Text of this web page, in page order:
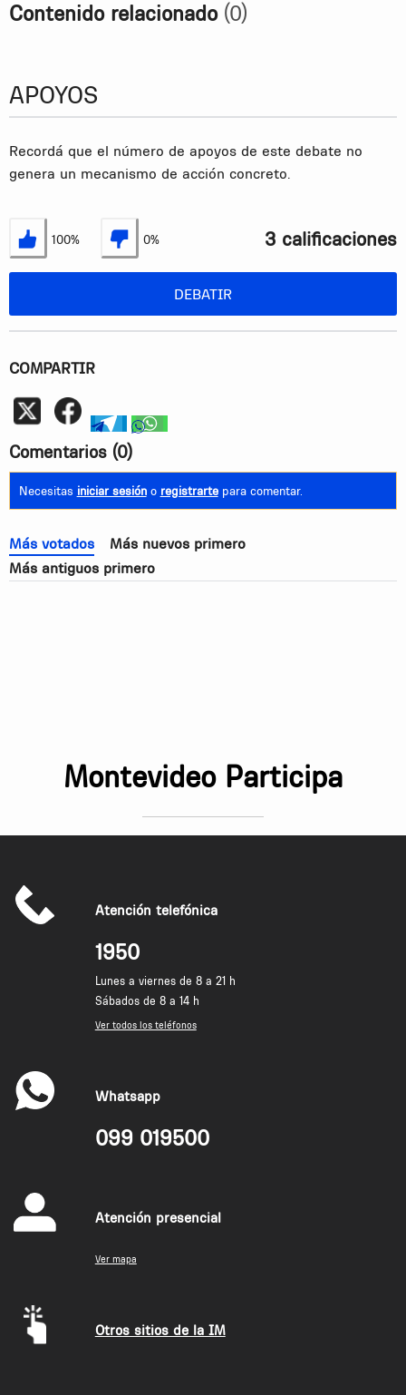
Contenido relacionado (0)
APOYOS
Recordá que el número de apoyos de este debate no
genera un mecanismo de acción concreto.
Estoy de acuerdo
100%
No estoy de acuerdo
0% 3 calificaciones
DEBATIR
COMPARTIR
telegramwhatsapp
Comentarios (0)
Necesitas iniciar sesióno registrartepara comentar.
Más votados
Más nuevos primero
Más antiguos primero
Montevideo Participa
Atención telefónica
1950
Lunes a viernes de 8 a 21 h
Sábados de 8 a 14 h
Ver todos los teléfonos
Whatsapp
099 019500
Atención presencial
Ver mapa
Otros sitios de la IM